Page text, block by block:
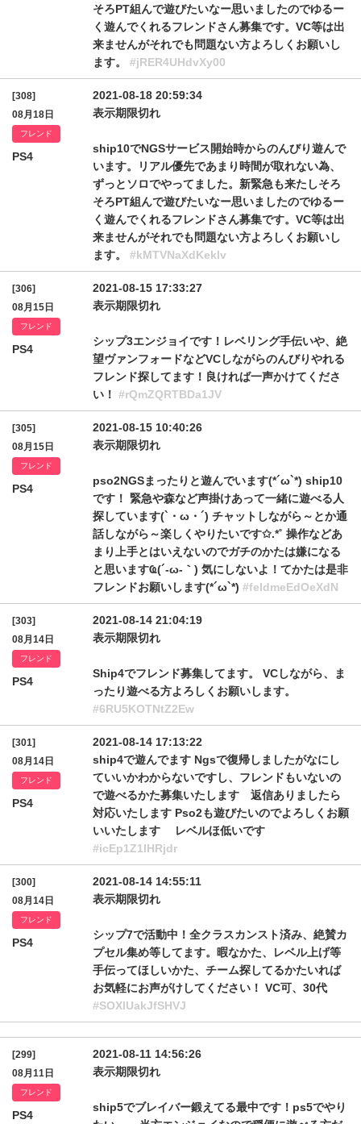
そろPT組んで遊びたいなー思いましたのでゆるー
く遊んでくれるフレンドさん募集です。VC等は出
来ませんがそれでも問題ない方よろしくお願いし
ます。 #jRER4UHdvXy00
[308]
08月18日
フレンド
PS4
2021-08-18 20:59:34
表示期限切れ
ship10でNGSサービス開始時からのんびり遊んで
います。リアル優先であまり時間が取れない為、
ずっとソロでやってました。新緊急も来たしそろ
そろPT組んで遊びたいなー思いましたのでゆるー
く遊んでくれるフレンドさん募集です。VC等は出
来ませんがそれでも問題ない方よろしくお願いし
ます。 #kMTVNaXdKeklv
[306]
08月15日
フレンド
PS4
2021-08-15 17:33:27
表示期限切れ
シップ3エンジョイです！レベリング手伝いや、絶
望ヴァンフォードなどVCしながらのんびりやれる
フレンド探してます！良ければ一声かけてくださ
い！ #rQmZQRTBDa1JV
[305]
08月15日
フレンド
PS4
2021-08-15 10:40:26
表示期限切れ
pso2NGSまったりと遊んでいます(*´ω`*) ship10
です！ 緊急や森など声掛けあって一緒に遊べる人
探しています(`・ω・´) チャットしながら～とか通
話しながら～楽しくやりたいです✩.*˚ 操作などあ
まり上手とはいえないのでガチのかたは嫌になる
と思いますҨ(´-ω-｀) 気にしないよ！てかたは是非
フレンドお願いします(*´ω`*) #feldmeEdOeXdN
[303]
08月14日
フレンド
PS4
2021-08-14 21:04:19
表示期限切れ
Ship4でフレンド募集してます。 VCしながら、ま
ったり遊べる方よろしくお願いします。
#6RU5KOTNtZ2Ew
[301]
08月14日
フレンド
PS4
2021-08-14 17:13:22
ship4で遊んでます Ngsで復帰しましたがなにし
ていいかわからないですし、フレンドもいないの
で遊べるかた募集いたします 返信ありましたら
対応いたします Pso2も遊びたいのでよろしくお願
いいたします レベルほ低いです
#icEp1Z1lHRjdr
[300]
08月14日
フレンド
PS4
2021-08-14 14:55:11
表示期限切れ
シップ7で活動中！全クラスカンスト済み、絶賛カ
プセル集め等してます。暇なかた、レベル上げ等
手伝ってほしいかた、チーム探してるかたいれば
お気軽にお声がけしてください！ VC可、30代
#SOXlUakJfSHVJ
[299]
08月11日
フレンド
PS4
2021-08-11 14:56:26
表示期限切れ
ship5でブレイバー鍛えてる最中です！ps5でやり